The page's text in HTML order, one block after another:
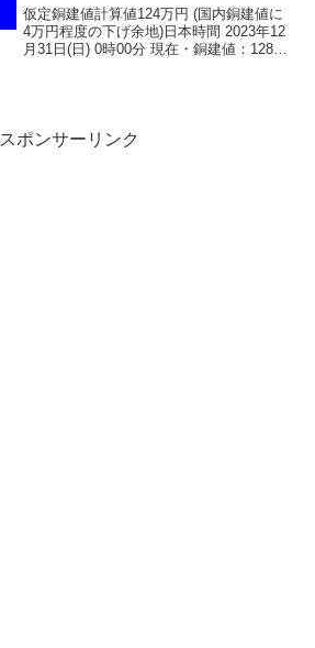
仮定銅建値計算値124万円 (国内銅建値に
4万円程度の下げ余地)日本時間 2023年12
月31日(日) 0時00分 現在・銅建値：128万
スポンサーリンク